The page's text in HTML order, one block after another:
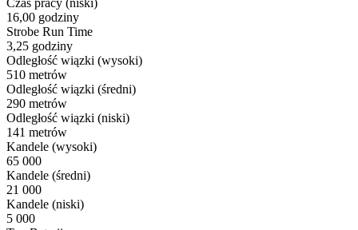
Czas pracy (niski)
16,00 godziny
Strobe Run Time
3,25 godziny
Odległość wiązki (wysoki)
510 metrów
Odległość wiązki (średni)
290 metrów
Odległość wiązki (niski)
141 metrów
Kandele (wysoki)
65 000
Kandele (średni)
21 000
Kandele (niski)
5 000